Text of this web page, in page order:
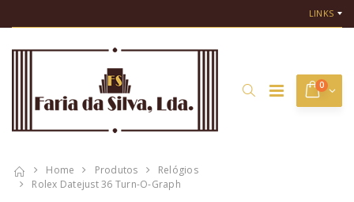
LINKS
0
Home Produtos
Relógios
Rolex Datejust 36 Turn-O-Graph